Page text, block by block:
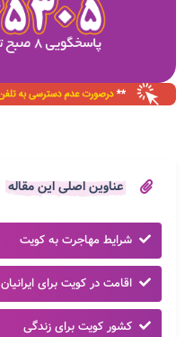
عناوین اصلی این مقاله
شرایط مهاجرت به کویت
اقامت در کویت برای ایرانیان
کشور کویت برای زندگی